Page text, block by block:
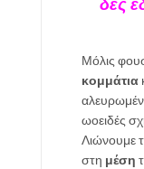
δες
Μόλις
κομμάτια
ωοειδές
Λιώνουμε
στη μέση